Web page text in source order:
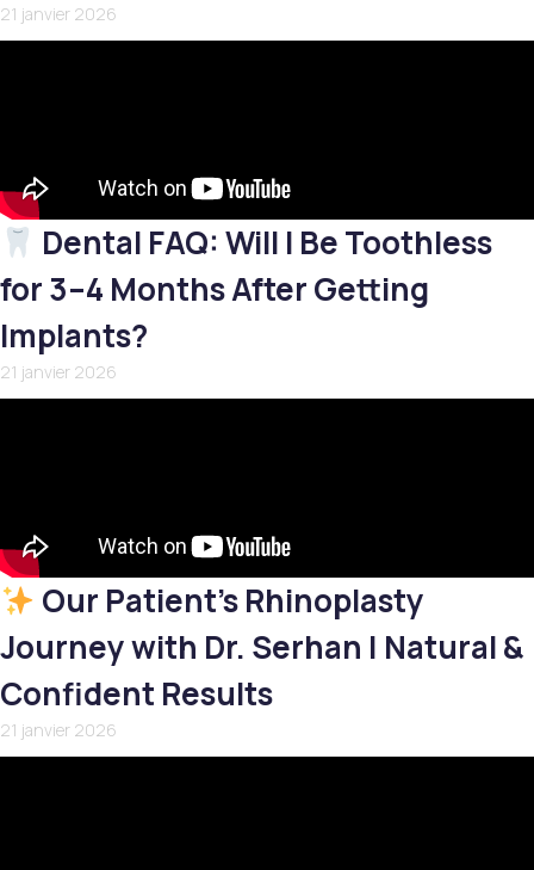
21 janvier 2026
Dental FAQ: Will I Be Toothless
for 3–4 Months After Getting
Implants?
21 janvier 2026
Our Patient’s Rhinoplasty
Journey with Dr. Serhan | Natural &
Confident Results
21 janvier 2026